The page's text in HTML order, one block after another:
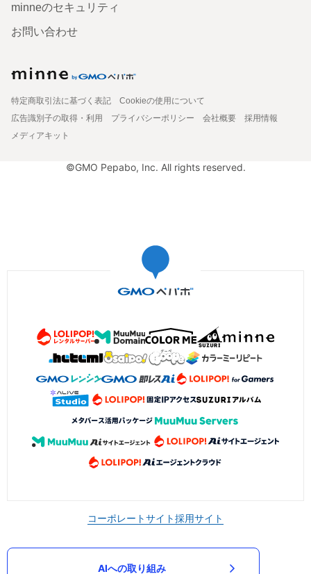
minneのセキュリティ
お問い合わせ
特定商取引法に基づく表記
Cookieの使用について
広告識別子の取得・利用
プライバシーポリシー 会社概要
採用情報
メディアキット
©GMO Pepabo, Inc. All rights reserved.
コーポレートサイト採用サイト
AIへの取り組み